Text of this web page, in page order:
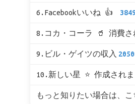
6.Facebookいいね 👍
8.コカ・コーラ 🥤 消費さ
9.ビル・ゲイツの収入
10.新しい星 ⭐ 作成されま
もっと知りたい場合は、